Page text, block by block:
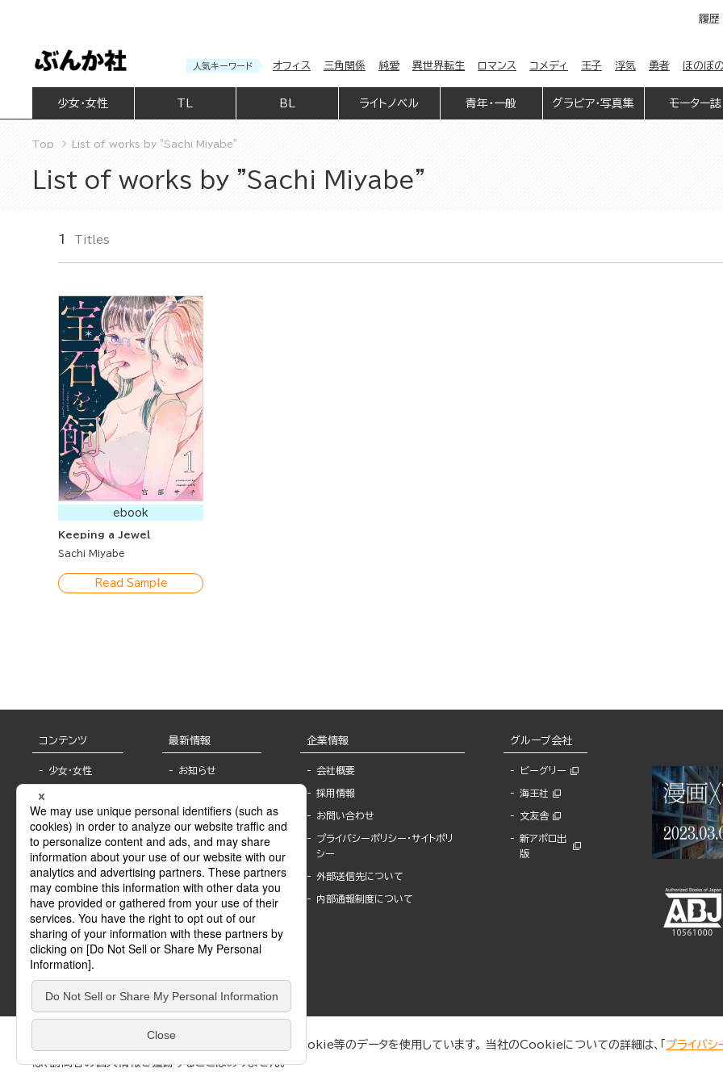
履歴
人気キーワード オフィス 三角関係 純愛 異世界転生 ロマンス コメディ 王子 浮気 勇者 ほのぼ
少女・女性 BL ライトノベル 青年・一般 グラビア・写真集 モーター誌
Top List of works by "Sachi Miyabe"
List of works by "Sachi Miyabe"
Titles
1
ebook
Keeping a Jewel
Sachi Miyabe
Read Sample
コンテンツ
少女・女性
BL
ライトノベル
青年・一般
グラビア・写真
モーター誌
SPECIAL
Sublicense
最新情報
お知らせ
報
書店様へ
海外ライセンシー
公式SNSアカウ
ント
作家一覧
Keyword list
Author list
企業情報
会社概要
採用情報
お問い合わせ
プライバシーポリシー・サイトポリ
シー
外部送信先について
内部通報制度について
グループ会社
ビーグリー
海王社
文友舎
新アポロ出
版
ぶんか社が運営するサイトでは、利便性向上のためにCookie等のデータを使用しています。 当社のCookieについての詳細は、「 プライバシ
は、訪問者の個人情報を追跡することはありません。